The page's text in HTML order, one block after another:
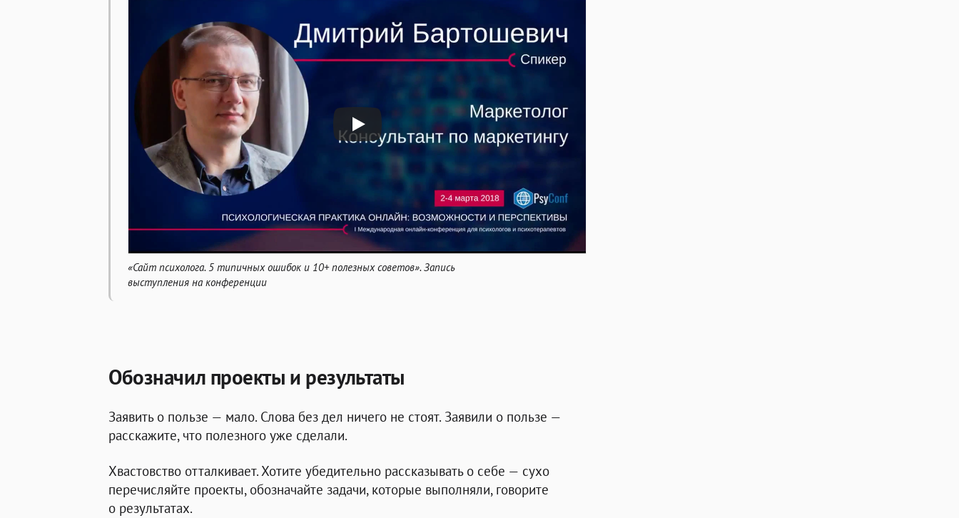
Видео: Дмитрий Бартошевич рассказывает на ошибки, которые делают владельцы сайтов
«Сайт психолога. 5 типичных ошибок и 10+ полезных советов». Запись
выступления на конференции
Обозначил проекты и результаты
Заявить о пользе — мало. Слова без дел ничего не стоят. Заявили о пользе —
расскажите, что полезного уже сделали.
Хвастовство отталкивает. Хотите убедительно рассказывать о себе — сухо
перечисляйте проекты, обозначайте задачи, которые выполняли, говорите
о результатах.